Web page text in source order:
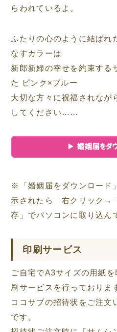
らわれているよ。
ふたりの心のように結ばれ
なすカラーは
新郎新婦の幸せを約束する
た ピンク×ブルー
大切な方々に祝福されなが
してください……
※「婚姻届をダウンロード
示されたら 右クリック→
存」でパソコンに取り込ん
印刷サービス
ご自宅でA3サイズの用紙
刷サービスを行っておりま
ココサブの招待状をご注文
です。